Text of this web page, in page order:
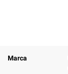
Marca